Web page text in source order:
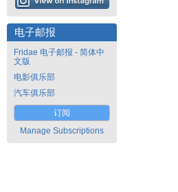
电子邮报
Fridae 电子邮报 - 简体中
文版
电影俱乐部
汽车俱乐部
订阅
Manage Subscriptions